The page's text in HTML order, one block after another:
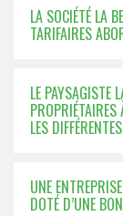
LA SOCIÉTÉ LA
TARIFAIRES
LE PAYSAGISTE
LES
UNE
DOTÉ D’UNE